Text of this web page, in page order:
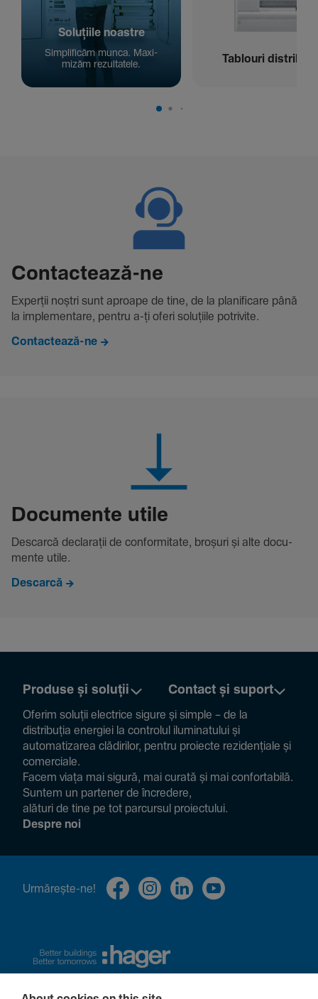
Solu­țiile noastre
Simpli­ficăm munca. Maxi­
mizăm rezul­ta­tele.
Tablouri
Contac­tează-ne
Experții noștri sunt aproape de tine, de la plani­fi­care până
la imple­men­tare, pentru a-ți oferi solu­țiile potri­vite.
Contactează-ne
Docu­mente utile
Descarcă decla­rații de conformitate, broșuri și alte docu­
mente utile.
Descarcă
Produse și soluții Contact și suport
Oferim soluții electrice sigure și simple – de la
distribuția energiei la controlul ilumi­na­tului și
auto­ma­ti­zarea clădi­rilor, pentru proiecte rezi­den­țiale și
comer­ciale.
Facem viața mai sigură, mai curată și mai confor­ta­bilă.
Suntem un partener de încre­dere,
alături de tine pe tot parcursul proiec­tului.
Despre noi
Urmă­rește-ne!